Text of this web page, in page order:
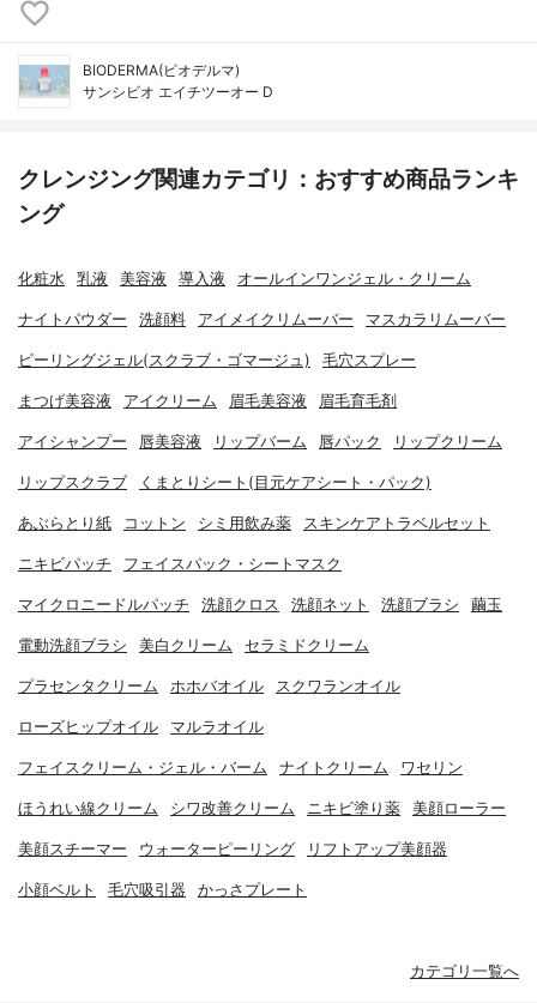
BIODERMA(ビオデルマ)
サンシビオ エイチツーオー D
クレンジング関連カテゴリ：おすすめ商品ランキ
ング
化粧水 乳液 美容液 導入液 オールインワンジェル・クリーム
ナイトパウダー 洗顔料 アイメイクリムーバー マスカラリムーバー
ピーリングジェル(スクラブ・ゴマージュ) 毛穴スプレー
まつげ美容液 アイクリーム 眉毛美容液 眉毛育毛剤
アイシャンプー 唇美容液 リップバーム 唇パック リップクリーム
リップスクラブ くまとりシート(目元ケアシート・パック)
あぶらとり紙 コットン シミ用飲み薬 スキンケアトラベルセット
ニキビパッチ フェイスパック・シートマスク
マイクロニードルパッチ 洗顔クロス 洗顔ネット 洗顔ブラシ 繭玉
電動洗顔ブラシ 美白クリーム セラミドクリーム
プラセンタクリーム ホホバオイル スクワランオイル
ローズヒップオイル マルラオイル
フェイスクリーム・ジェル・バーム ナイトクリーム ワセリン
ほうれい線クリーム シワ改善クリーム ニキビ塗り薬 美顔ローラー
美顔スチーマー ウォーターピーリング リフトアップ美顔器
小顔ベルト 毛穴吸引器 かっさプレート
カテゴリ一覧へ